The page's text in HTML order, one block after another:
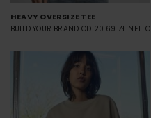
HEAVY OVERSIZE TEE
BUILD YOUR BRAND OD 20.69 ZŁ NETTO